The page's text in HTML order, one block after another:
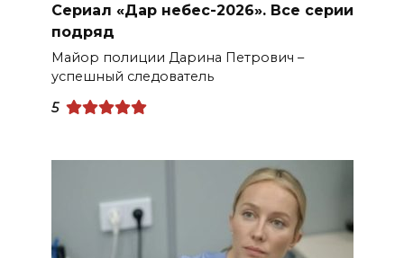
Сериал «Дар небес-2026». Все серии
подряд
Майор полиции Дарина Петрович –
успешный следователь
5